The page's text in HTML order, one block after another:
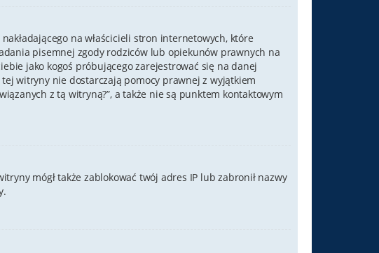
na właścicieli stron internetowych, które
pisemnej zgody rodziców lub opiekunów prawnych na
jako kogoś próbującego zarejestrować się na danej
witryny nie dostarczają pomocy prawnej z wyjątkiem
z tą witryną?”, a także nie są punktem kontaktowym
mógł także zablokować twój adres IP lub zabronił nazwy